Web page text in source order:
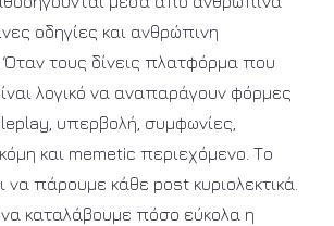
οδηγίες και ανθρώπινη
τους δίνεις πλατφόρμα που
λογικό να αναπαράγουν φόρμες
υπερβολή, συμφωνίες,
και memetic περιεχόμενο. Το
να πάρουμε κάθε post κυριολεκτικά.
να καταλάβουμε πόσο εύκολα η